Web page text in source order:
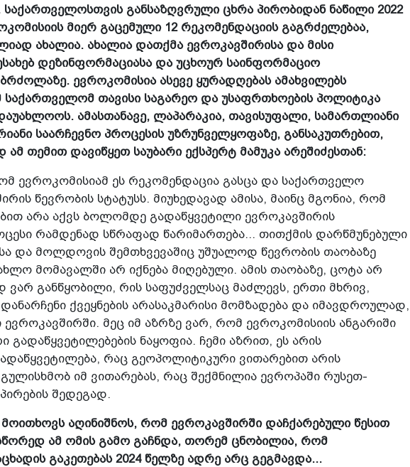
განსაზღვრული ცხრა პირობიდან ნაწილი 2022
მიერ გაცემული 12 რეკომენდაციის გაგრძელებაა,
ახალია. ახალია დათქმა ევროკავშირისა და მისი
დეზინფორმაციასა და უცხოურ საინფორმაციო
ევროკომისია ასევე ყურადღებას ამახვილებს
საქართველომ თავისი საგარეო და უსაფრთხოების პოლიტიკა
ამასთანავე, ლაპარაკია, თავისუფალი, სამართლიანი
საარჩევნო პროცესის უზრუნველყოფაზე, განსაკუთრებით,
ამ თემით დავიწყეთ საუბარი ექსპერტ მამუკა არეშიძესთან:
ევროკომისიამ ეს რეკომენდაცია გასცა და საქართველო
წევრობის სტატუსს. მიუხედავად ამისა, მაინც მგონია, რომ
არა აქვს ბოლომდე გადაწყვეტილი ევროკავშირის
რამდენად სწრაფად წარიმართება... თითქმის დარწმუნებული
და მოლდოვის შემთხვევაშიც უშუალოდ წევრობის თაობაზე
მომავალში არ იქნება მიღებული. ამის თაობაზე, ცოტა არ
ვარ განწყობილი, რის საფუძველსაც მაძლევს, ერთი მხრივ,
ქვეყნების არასაკმარისი მომზადება და იმავდროულად,
ევროკავშირში. მეც იმ აზრზე ვარ, რომ ევროკომისიის ანგარიში
ნაყოფია. ჩემი აზრით, ეს არის
რაც გეოპოლიტიკური ვითარებით არის
იმ ვითარებას, რაც შექმნილია ევროპაში რუსეთ-
შედეგად.
აღინიშნოს, რომ ევროკავშირში დაჩქარებული წესით
ამ ომის გამო გაჩნდა, თორემ ცნობილია, რომ
გაკეთებას 2024 წელზე ადრე არც გეგმავდა...